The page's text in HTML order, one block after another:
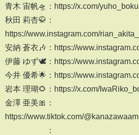
青木 宙帆🛸：https://x.com/
秋田 莉杏🥋：
https://www.instagram.com/
安納 蒼衣🎶：https://
伊藤 ゆず🕊️：https://
今井 優希🌟：https://
岩本 理瑚🌻：https://x.com/
金澤 亜美🎀：
https://www.tiktok.com/
：